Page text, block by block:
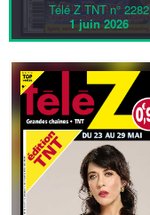
Télé Z TNT n° 2282
1 juin 2026